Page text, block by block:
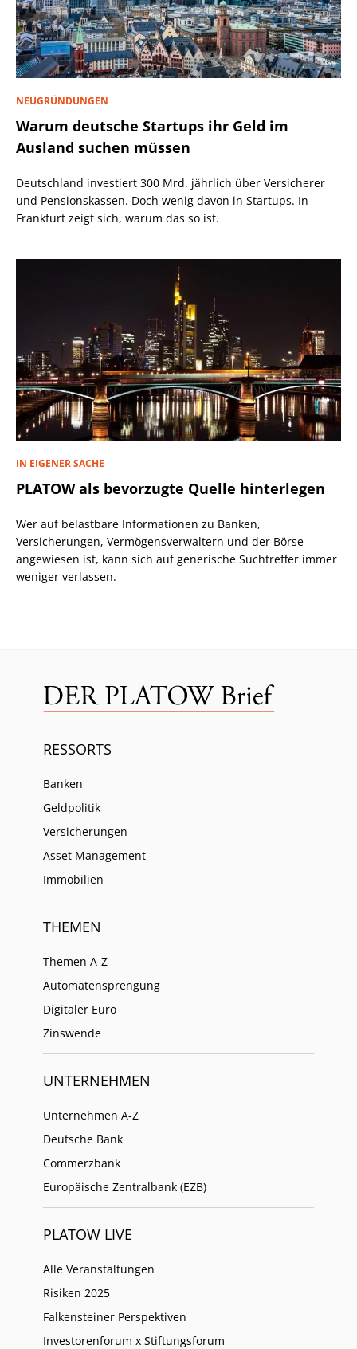
NEUGRÜNDUNGEN
Warum deutsche Startups ihr Geld im
Ausland suchen müssen
Deutschland investiert 300 Mrd. jährlich über Versicherer
und Pensionskassen. Doch wenig davon in Startups. In
Frankfurt zeigt sich, warum das so ist.
IN EIGENER SACHE
PLATOW als bevorzugte Quelle hinterlegen
Wer auf belastbare Informationen zu Banken,
Versicherungen, Vermögensverwaltern und der Börse
angewiesen ist, kann sich auf generische Suchtreffer immer
weniger verlassen.
RESSORTS
Banken
Geldpolitik
Versicherungen
Asset Management
Immobilien
THEMEN
Themen A-Z
Automatensprengung
Digitaler Euro
Zinswende
UNTERNEHMEN
Unternehmen A-Z
Deutsche Bank
Commerzbank
Europäische Zentralbank (EZB)
PLATOW LIVE
Alle Veranstaltungen
Risiken 2025
Falkensteiner Perspektiven
Investorenforum x Stiftungsforum